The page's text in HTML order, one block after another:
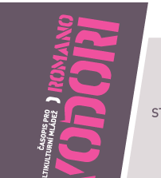
Romano vodori, časopis pro